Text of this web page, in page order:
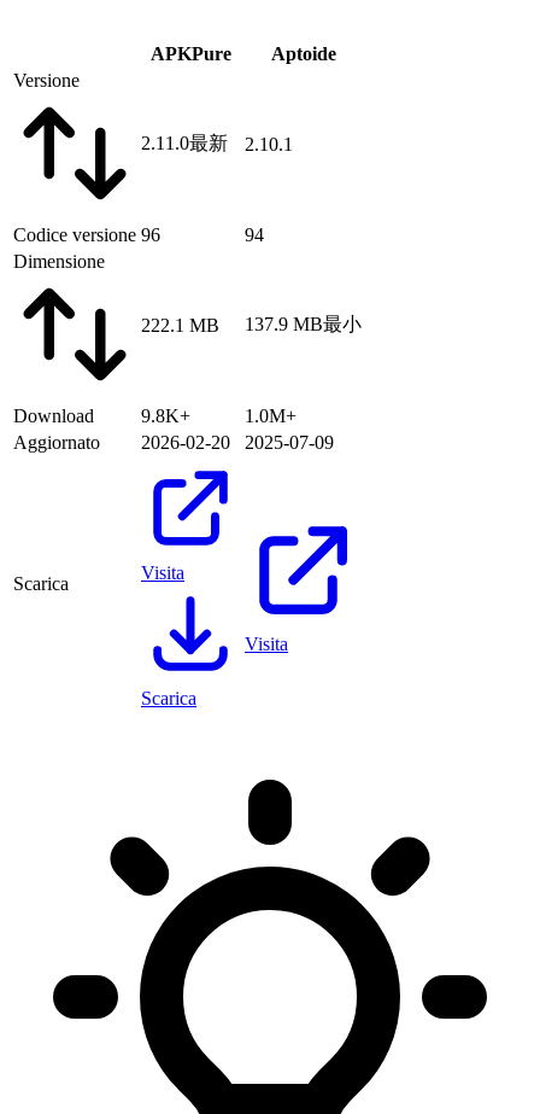
APKPure
Aptoide
Versione
2.11.0最新 2.10.1
Codice versione 96
94
Dimensione
222.1 MB 137.9 MB最小
Download 9.8K+
1.0M+
Aggiornato
2026-02-20 2025-07-09
Scarica
Visita
Scarica
Visita